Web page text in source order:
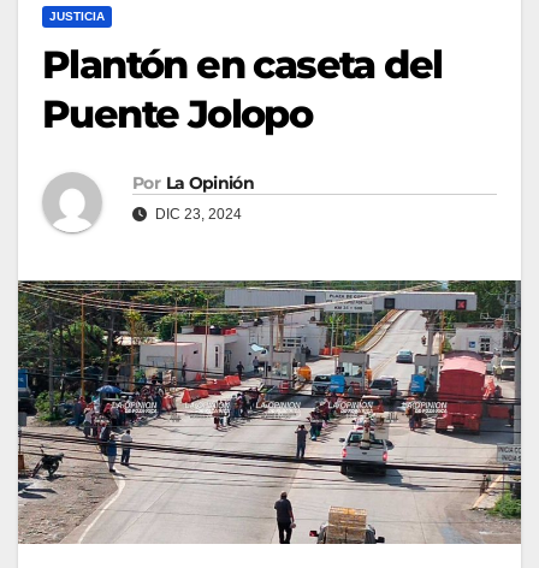
JUSTICIA
Plantón en caseta del
Puente Jolopo
Por La Opinión
DIC 23, 2024